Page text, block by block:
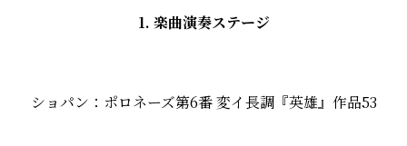
1. 楽曲演奏ステージ
ショパン：ポロネーズ第6番 変イ長調『英雄』作品53